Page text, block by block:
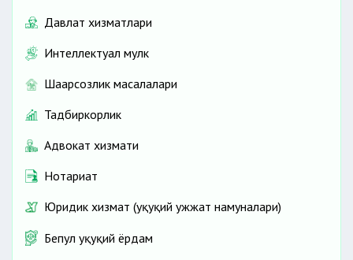
Давлат хизматлари
Интеллектуал мулк
Шаҳарсозлик масалалари
Тадбиркорлик
Адвокат хизмати
Нотариат
Юридик хизмат (ҳуқуқий ҳужжат намуналари)
Бепул ҳуқуқий ёрдам